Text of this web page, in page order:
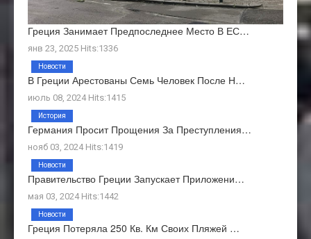
Греция Занимает Предпоследнее Место В ЕС…
янв 23, 2025 Hits:1336
В Греции Арестованы Семь Человек После Н…
июль 08, 2024 Hits:1415
Новости
Германия Просит Прощения За Преступления…
нояб 03, 2024 Hits:1419
История
Правительство Греции Запускает Приложени…
мая 03, 2024 Hits:1442
Новости
Греция Потеряла 250 Кв. Км Своих Пляжей …
Новости